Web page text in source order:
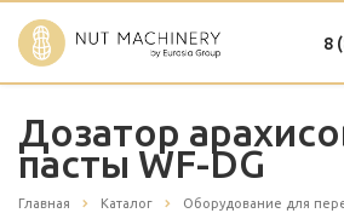
8
Дозатор
пасты WF-DG
Главная Каталог Оборудование для